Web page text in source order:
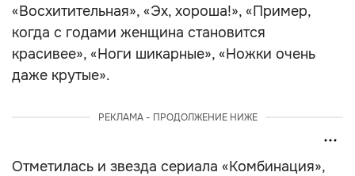
«Восхитительная», «Эх, хороша!», «Пример,
когда с годами женщина становится
красивее», «Ноги шикарные», «Ножки очень
даже крутые».
РЕКЛАМА - ПРОДОЛЖЕНИЕ НИЖЕ
Отметилась и звезда сериала «Комбинация»,